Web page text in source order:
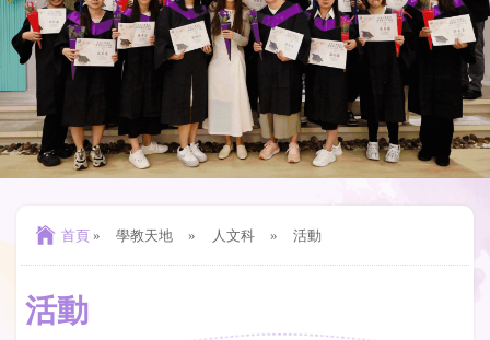
首頁 » 學教天地 » 人文科 » 活動
活動